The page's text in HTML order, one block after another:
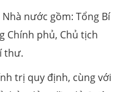
nước gồm: Tổng Bí
Chính phủ, Chủ tịch
thư.
trị quy định, cùng với